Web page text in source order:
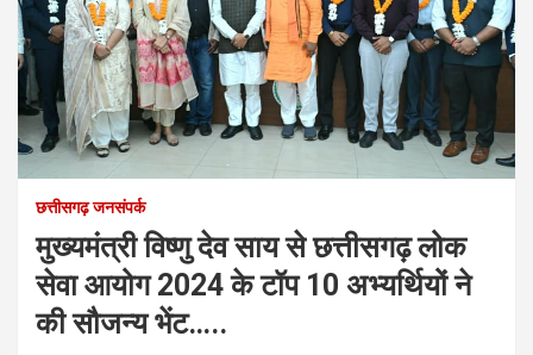
छत्तीसगढ़ जनसंपर्क
मुख्यमंत्री विष्णु देव साय से छत्तीसगढ़ लोक
सेवा आयोग 2024 के टॉप 10 अभ्यर्थियों ने
की सौजन्य भेंट…..